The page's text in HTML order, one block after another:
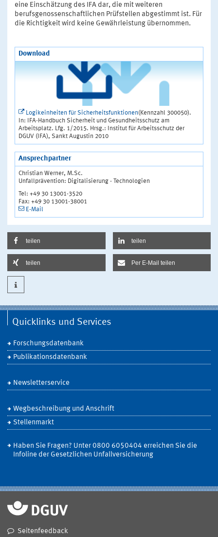
eine Einschätzung des IFA dar, die mit weiteren
berufsgenossenschaftlichen Prüfstellen abgestimmt ist. Für
die Richtigkeit wird keine Gewährleistung übernommen.
Download
Logikeinheiten für Sicherheitsfunktionen(Kennzahl 300050).
In: IFA-Handbuch Sicherheit und Gesundheitsschutz am
Arbeitsplatz. Lfg. 1/2015. Hrsg.: Institut für Arbeitsschutz der
DGUV (IFA), Sankt Augustin 2010
Ansprechpartner
Christian Werner, M.Sc.
Unfallprävention: Digitalisierung - Technologien
Tel: +49 30 13001-3520
Fax: +49 30 13001-38001
E-Mail
teilen teilen
teilen Per E-Mail teilen
Quicklinks und Services
Forschungsdatenbank
Publikationsdatenbank
Newsletterservice
Wegbeschreibung und Anschrift
Stellenmarkt
Haben Sie Fragen? Unter 0800 6050404 erreichen Sie die
Infoline der Gesetzlichen Unfallversicherung
Seitenfeedback